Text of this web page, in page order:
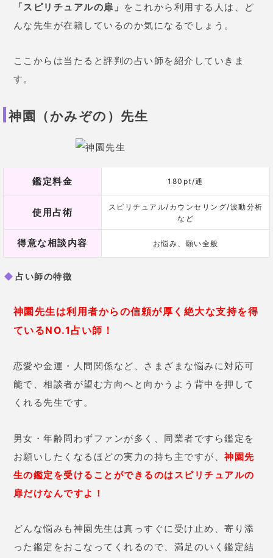
「スピリチュアルの扉」 をこれから利用する人は、ど
んな先生が在籍しているのか気になるでしょう。
ここからは当たると評判の占い師を紹介していきま
す。
神園（かみぞの）先生
鑑定料金 180pt/通
使用占術
スピリチュアル/カウンセリング/波動分析
など
得意な相談内容 お悩み、願い全般
占い師の特徴
神園先生は利用者からの信頼が厚く絶大な支持を得
ているNO.1占い師！
恋愛や金運・人間関係など、さまざまな悩みに対応可
能で、相談者が望む方向へと向かうよう背中を押して
くれる先生です。
男女・年齢問わずファンが多く、同業者ですら鑑定を
お願いしたくなるほどの実力の持ち主ですが、 神園先
生の鑑定を受けることができるのはスピリチュアルの
扉だけなんですよ！
どんな悩みも神園先生は真っすぐに受け止め、寄り添
った鑑定をおこなってくれるので、満足のいく鑑定結